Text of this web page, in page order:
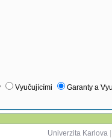
Vyučujícími Garanty a
Univerzita Karlova|